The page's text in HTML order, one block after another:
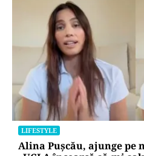
LIFESTYLE
Alina Pușcău, ajunge pe